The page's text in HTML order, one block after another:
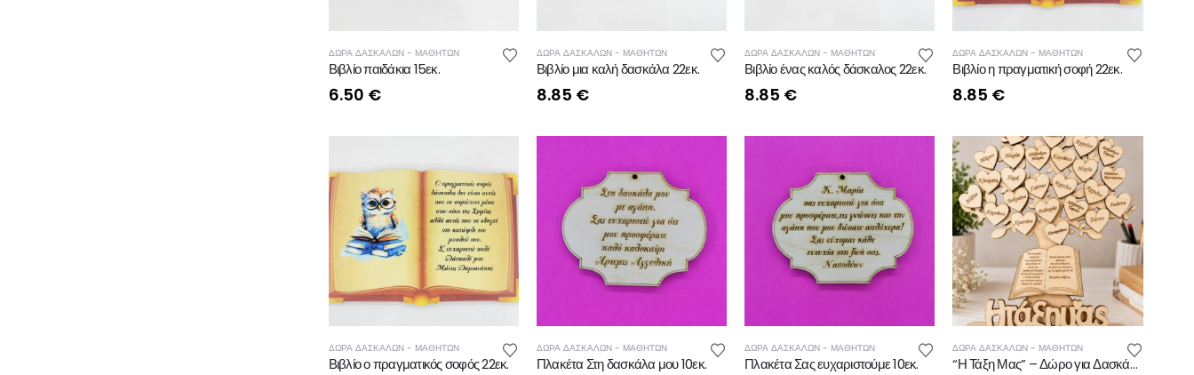
ΔΩΡΑ ΔΑΣΚΑΛΩΝ - ΜΑΘΗΤΩΝ
Βιβλίο παιδάκια 15εκ.
6.50 €
ΔΩΡΑ ΔΑΣΚΑΛΩΝ - ΜΑΘΗΤΩΝ
Βιβλίο μια καλή δασκάλα 22εκ.
8.85 €
ΔΩΡΑ ΔΑΣΚΑΛΩΝ - ΜΑΘΗΤΩΝ
Βιβλίο ένας καλός δάσκαλος 22εκ.
8.85 €
ΔΩΡΑ ΔΑΣΚΑΛΩΝ - ΜΑΘΗΤΩΝ
Βιβλίο η πραγματική σοφή 22εκ.
8.85 €
ΔΩΡΑ ΔΑΣΚΑΛΩΝ - ΜΑΘΗΤΩΝ
Βιβλίο ο πραγματικός σοφός 22εκ.
ΔΩΡΑ ΔΑΣΚΑΛΩΝ - ΜΑΘΗΤΩΝ
Πλακέτα Στη δασκάλα μου 10εκ.
ΔΩΡΑ ΔΑΣΚΑΛΩΝ - ΜΑΘΗΤΩΝ
Πλακέτα Σας ευχαριστούμε 10εκ.
ΔΩΡΑ ΔΑΣΚΑΛΩΝ - ΜΑΘΗΤΩΝ
“Η Τάξη Μας” – Δώρο για Δασκάλα με Ονόματα Μαθητών